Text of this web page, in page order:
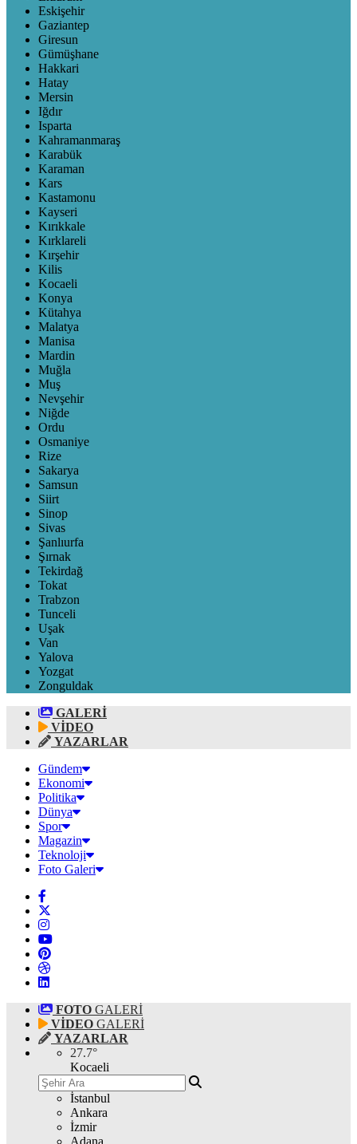
Eskişehir
Gaziantep
Giresun
Gümüşhane
Hakkari
Hatay
Mersin
Iğdır
Isparta
Kahramanmaraş
Karabük
Karaman
Kars
Kastamonu
Kayseri
Kırıkkale
Kırklareli
Kırşehir
Kilis
Kocaeli
Konya
Kütahya
Malatya
Manisa
Mardin
Muğla
Muş
Nevşehir
Niğde
Ordu
Osmaniye
Rize
Sakarya
Samsun
Siirt
Sinop
Sivas
Şanlıurfa
Şırnak
Tekirdağ
Tokat
Trabzon
Tunceli
Uşak
Van
Yalova
Yozgat
Zonguldak
GALERİ
VİDEO
YAZARLAR
Gündem
Ekonomi
Politika
Dünya
Spor
Magazin
Teknoloji
Foto Galeri
FOTO GALERİ
VİDEO GALERİ
YAZARLAR
27.7°
Kocaeli
İstanbul
Ankara
İzmir
Adana